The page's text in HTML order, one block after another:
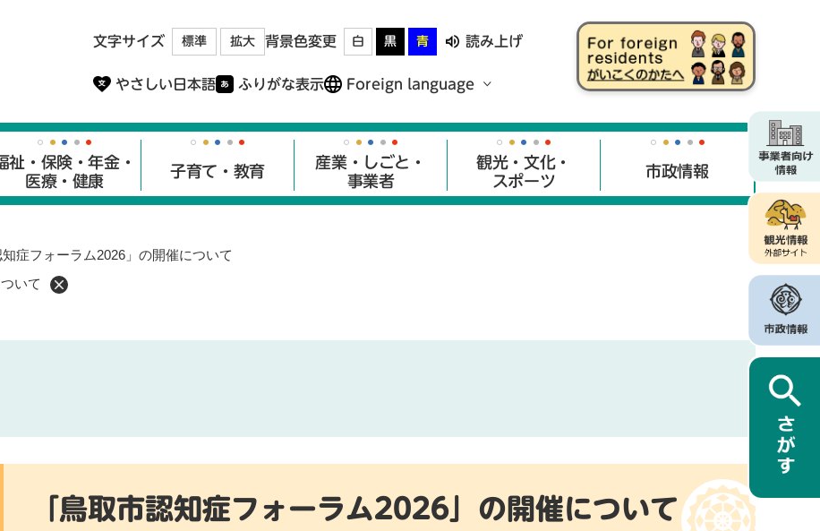
文字サイズ 標準 拡大 背景色変更 白 黒 青 読み上げ
やさしい日本語 ふりがな表示 Foreign language
祉・保険・年金・
医療・健康
子育て・教育
産業・しごと・
事業者
観光・文化・
スポーツ
市政情報
知症フォーラム2026」の開催について
いて
「鳥取市認知症フォーラム2026」の開催について